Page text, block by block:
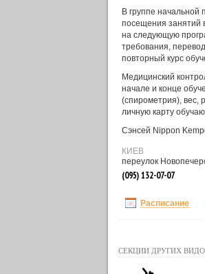
В группе начальной
посещения занятий
на следующую
требования,
повторный курс
Медицинский
начале и конце
(спирометрия), вес,
личную карту
Сэнсей Nippon
КИЕВ
переулок
(095) 132-07-07
Расписание
СЕКЦИИ ДРУГИХ